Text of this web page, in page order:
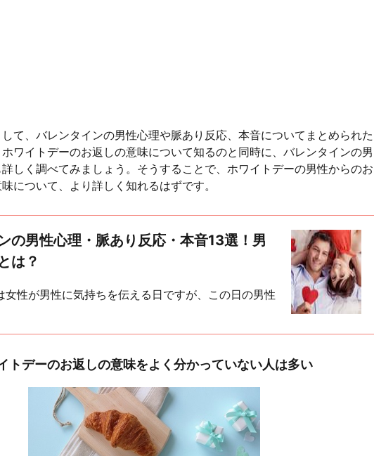
て、バレンタインの男性心理や脈あり反応、本音についてまとめられた
ワイトデーのお返しの意味について知るのと同時に、バレンタインの男
しく調べてみましょう。そうすることで、ホワイトデーの男性からのお
について、より詳しく知れるはずです。
の男性心理・脈あり反応・本音13選！男
は？
女性が男性に気持ちを伝える日ですが、この日の男性
トデーのお返しの意味をよく分かっていない人は多い